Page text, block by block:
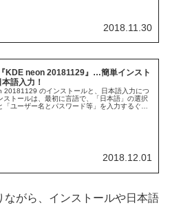
2018.11.30
KDE neon 20181129』…簡単インスト
語入力！
20181129 のインストールと、日本語入力につ
ストールは、最初に言語で、「日本語」の選択
「ユーザー名とパスワード等」を入力するぐら
2018.12.01
がら、インストールや日本語